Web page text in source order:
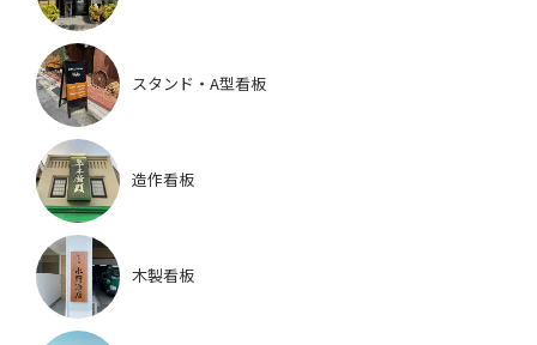
スタンド・A型看板
造作看板
木製看板